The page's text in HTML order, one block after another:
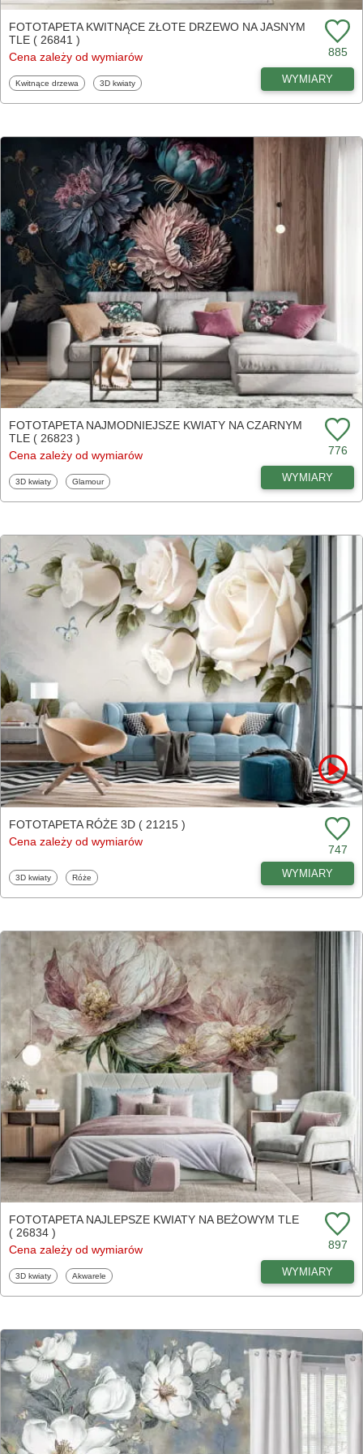
FOTOTAPETA KWITNĄCE ZŁOTE DRZEWO NA JASNYM
TLE ( 26841 )
Cena zależy od wymiarów
885
Fototapety
Kwitnące drzewa Fototapety
3D kwiaty WYMIARY
FOTOTAPETA NAJMODNIEJSZE KWIATY NA CZARNYM
TLE ( 26823 )
Cena zależy od wymiarów
776
Fototapety
3D kwiaty Fototapety
Glamour WYMIARY
FOTOTAPETA RÓŻE 3D ( 21215 )
Cena zależy od wymiarów
747
Fototapety
3D kwiaty Fototapety
Róże WYMIARY
FOTOTAPETA NAJLEPSZE KWIATY NA BEŻOWYM TLE
( 26834 )
Cena zależy od wymiarów
897
Fototapety
3D kwiaty Fototapety
Akwarele WYMIARY